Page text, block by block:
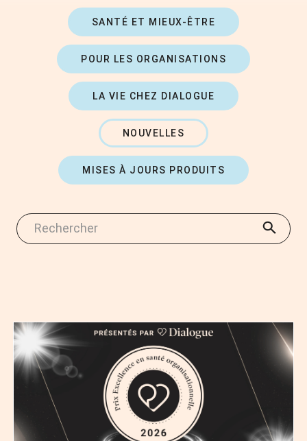
SANTÉ ET MIEUX-ÊTRE
POUR LES ORGANISATIONS
LA VIE CHEZ DIALOGUE
NOUVELLES
MISES À JOURS PRODUITS